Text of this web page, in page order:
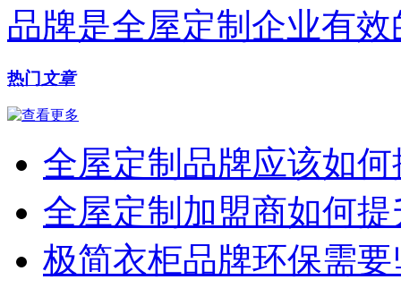
品牌是全屋定制企业有效
热门文章
全屋定制品牌应该如
全屋定制加盟商如何
极简衣柜品牌环保需